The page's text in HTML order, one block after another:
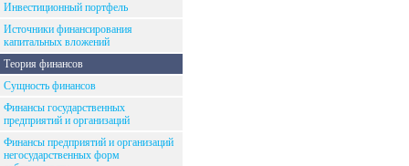
Инвестиционный портфель
Источники финансирования
капитальных вложений
Теория финансов
Сущность финансов
Финансы государственных
предприятий и организаций
Финансы предприятий и организаций
негосударственных форм